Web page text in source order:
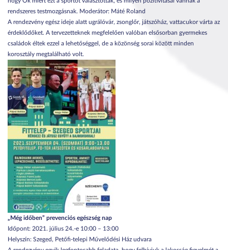
rendszeres testmozgásnak. Moderátor: Máté Roland
A rendezvény egész ideje alatt ugrálóvár, zsonglőr, játszóház, vattacukor várta az
érdeklődőket. A tervezetteknek megfelelően valóban elsősorban gyermekes
családok éltek ezzel a lehetőséggel, de a közönség sorai között minden
korosztály megtalálható volt.
„Még időben” prevenciós egészség nap
Időpont: 2021. július 24.-e 10:00 – 13:00
Helyszín: Szeged, Petőfi-telepi Művelődési Ház udvara